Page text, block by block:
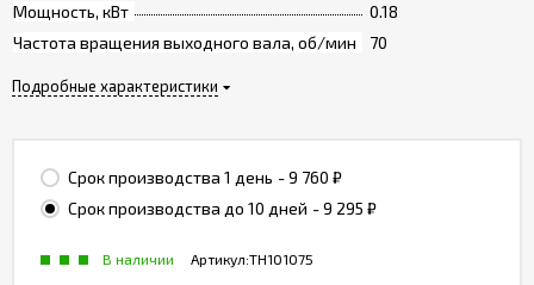
Мощность, кВт
0.18
Частота вращения выходного вала, об/мин
70
Подробные характеристики
Срок производства 1 день - 9 760 ₽
Срок производства до 10 дней - 9 295 ₽
Артикул:TH101075
В наличии